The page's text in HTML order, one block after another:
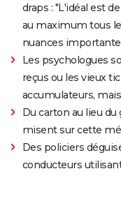
draps : "L'idéal est
au maximum tous
nuances
Les psychologues
reçus ou les vieux
accumulateurs,
Du carton au lieu
misent sur cette
Des policiers
conducteurs